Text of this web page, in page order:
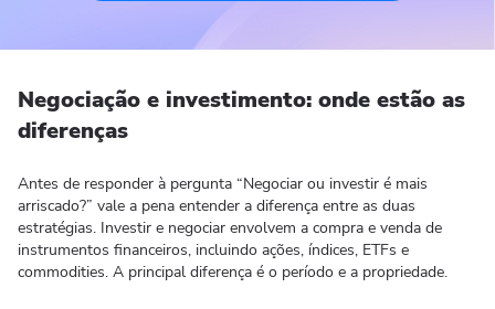
Negociação e investimento: onde estão as
diferenças
Antes de responder à pergunta “Negociar ou investir é mais
arriscado?” vale a pena entender a diferença entre as duas
estratégias. Investir e negociar envolvem a compra e venda de
instrumentos financeiros, incluindo ações, índices, ETFs e
commodities. A principal diferença é o período e a propriedade.